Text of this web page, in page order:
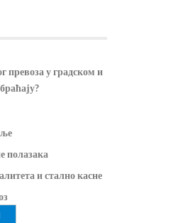
превоза у градском и
полазака
и стално касне